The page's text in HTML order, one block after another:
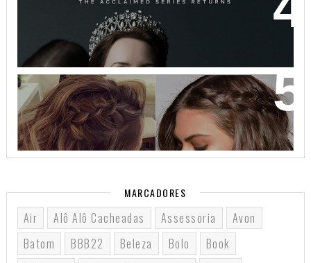
THE CROWN: A HISTÓRIA DA REALEZA BRITÂNICA
COMO VOCÊ NUNCA VIU!
32 INSPIRAÇÕES DE PENTEADOS PARA CABELOS
CURTOS
MARCADORES
Air Alô Alô Cacheadas Assessoria
Avon
Batom
BBB22 Beleza Bolo
Book